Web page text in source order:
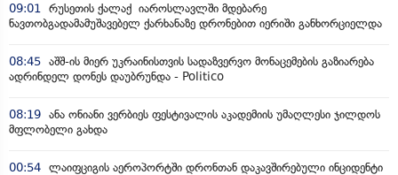
09:01
რუსეთის ქალაქ იაროსლავლში მდებარე
ნავთობგადამამუშავებელ ქარხანაზე დრონებით იერიში განხორციელდა
08:45 აშშ-ის მიერ უკრაინისთვის სადაზვერვო მონაცემების გაზიარება
ადრინდელ დონეს დაუბრუნდა - Politico
08:19 ანა ონიანი ვერბიეს ფესტივალის აკადემიის უმაღლესი ჯილდოს
მფლობელი გახდა
00:54 ლაიფციგის აეროპორტში დრონთან დაკავშირებული ინციდენტი